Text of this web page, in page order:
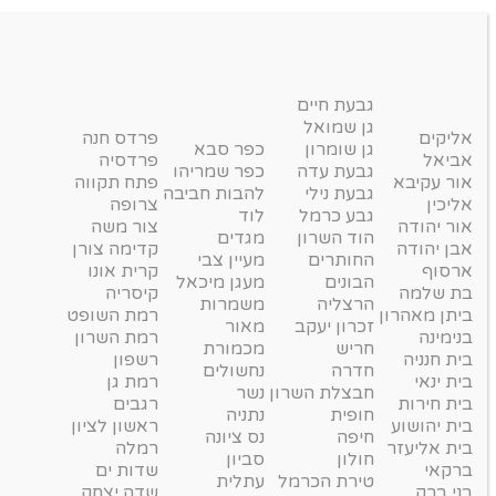
אליקים
אביאל
אור עקיבא
אליכין
אור יהודה
אבן יהודה
ארסוף
בת שלמה
ביתן מאהרון
בנימינה
בית חנניה
בית ינאי
בית חירות
בית יהושוע
בית אליעזר
ברקאי
גבעת חיים
גן שמואל
גן שומרון
גבעת עדה
גבעת נילי
גבע כרמל
הוד השרון
החותרים
הבונים
הרצליה
זכרון יעקב
חריש
חדרה
חבצלת השרון
חופית
חיפה
חולון
טירת הכרמל
כפר סבא
כפר שמריהו
להבות חביבה
לוד
מגדים
מעיין צבי
מעגן מיכאל
משמרות
מאור
מכמורת
נחשולים
נשר
נתניה
נס ציונה
סביון
עתלית
פרדס חנה
פרדסיה
פתח תקווה
צרופה
צור משה
קדימה צורן
קרית אונו
קיסריה
רמת השופט
רמת השרון
רשפון
רמת גן
רגבים
ראשון לציון
רמלה
שדות ים